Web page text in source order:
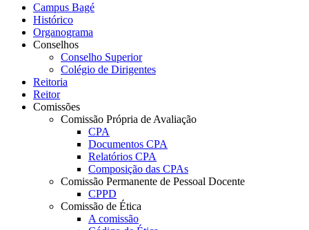
Campus Bagé
Histórico
Organograma
Conselhos
Conselho Superior
Colégio de Dirigentes
Reitoria
Reitor
Comissões
Comissão Própria de Avaliação
CPA
Documentos CPA
Relatórios CPA
Composição das CPAs
Comissão Permanente de Pessoal Docente
CPPD
Comissão de Ética
A comissão